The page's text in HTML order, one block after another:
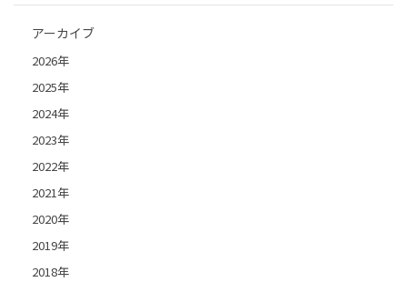
アーカイブ
2026年
2025年
2024年
2023年
2022年
2021年
2020年
2019年
2018年